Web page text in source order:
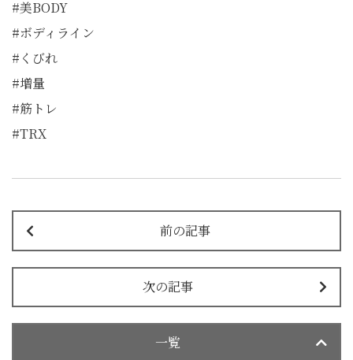
#美BODY
#ボディライン
#くびれ
#増量
#筋トレ
#TRX
前の記事
次の記事
一覧